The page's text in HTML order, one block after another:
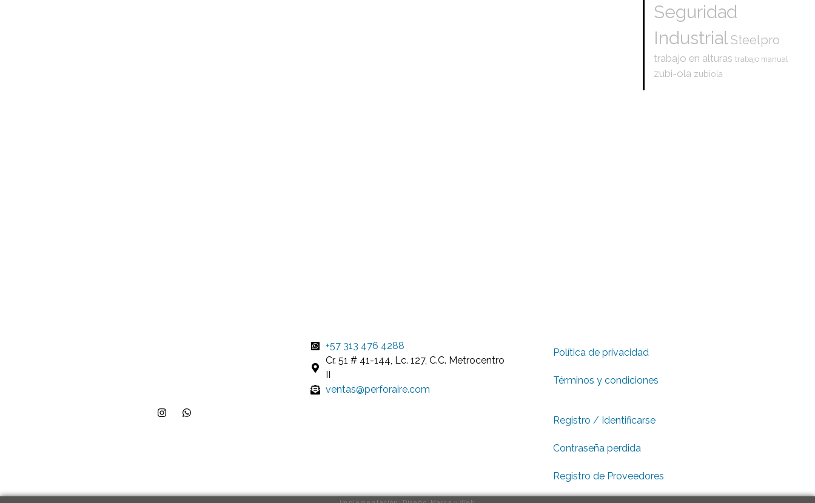
Seguridad
IndustrialSteelpro
trabajo en alturas trabajo manual
zubi-ola zubiola
+57 313 476 4288
Cr. 51 # 41-144, Lc. 127, C.C. Metrocentro
II
ventas@perforaire.com
Política de privacidad
Términos y condiciones
Registro / Identificarse
Contraseña perdida
Registro de Proveedores